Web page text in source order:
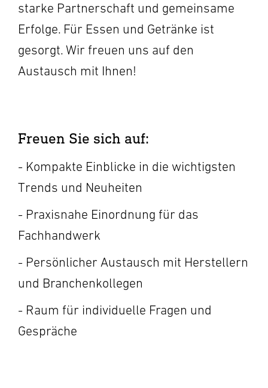
starke Partnerschaft und gemeinsame
Erfolge. Für Essen und Getränke ist
gesorgt. Wir freuen uns auf den
Austausch mit Ihnen!
Freuen Sie sich auf:
- Kompakte Einblicke in die wichtigsten
Trends und Neuheiten
- Praxisnahe Einordnung für das
Fachhandwerk
- Persönlicher Austausch mit Herstellern
und Branchenkollegen
- Raum für individuelle Fragen und
Gespräche